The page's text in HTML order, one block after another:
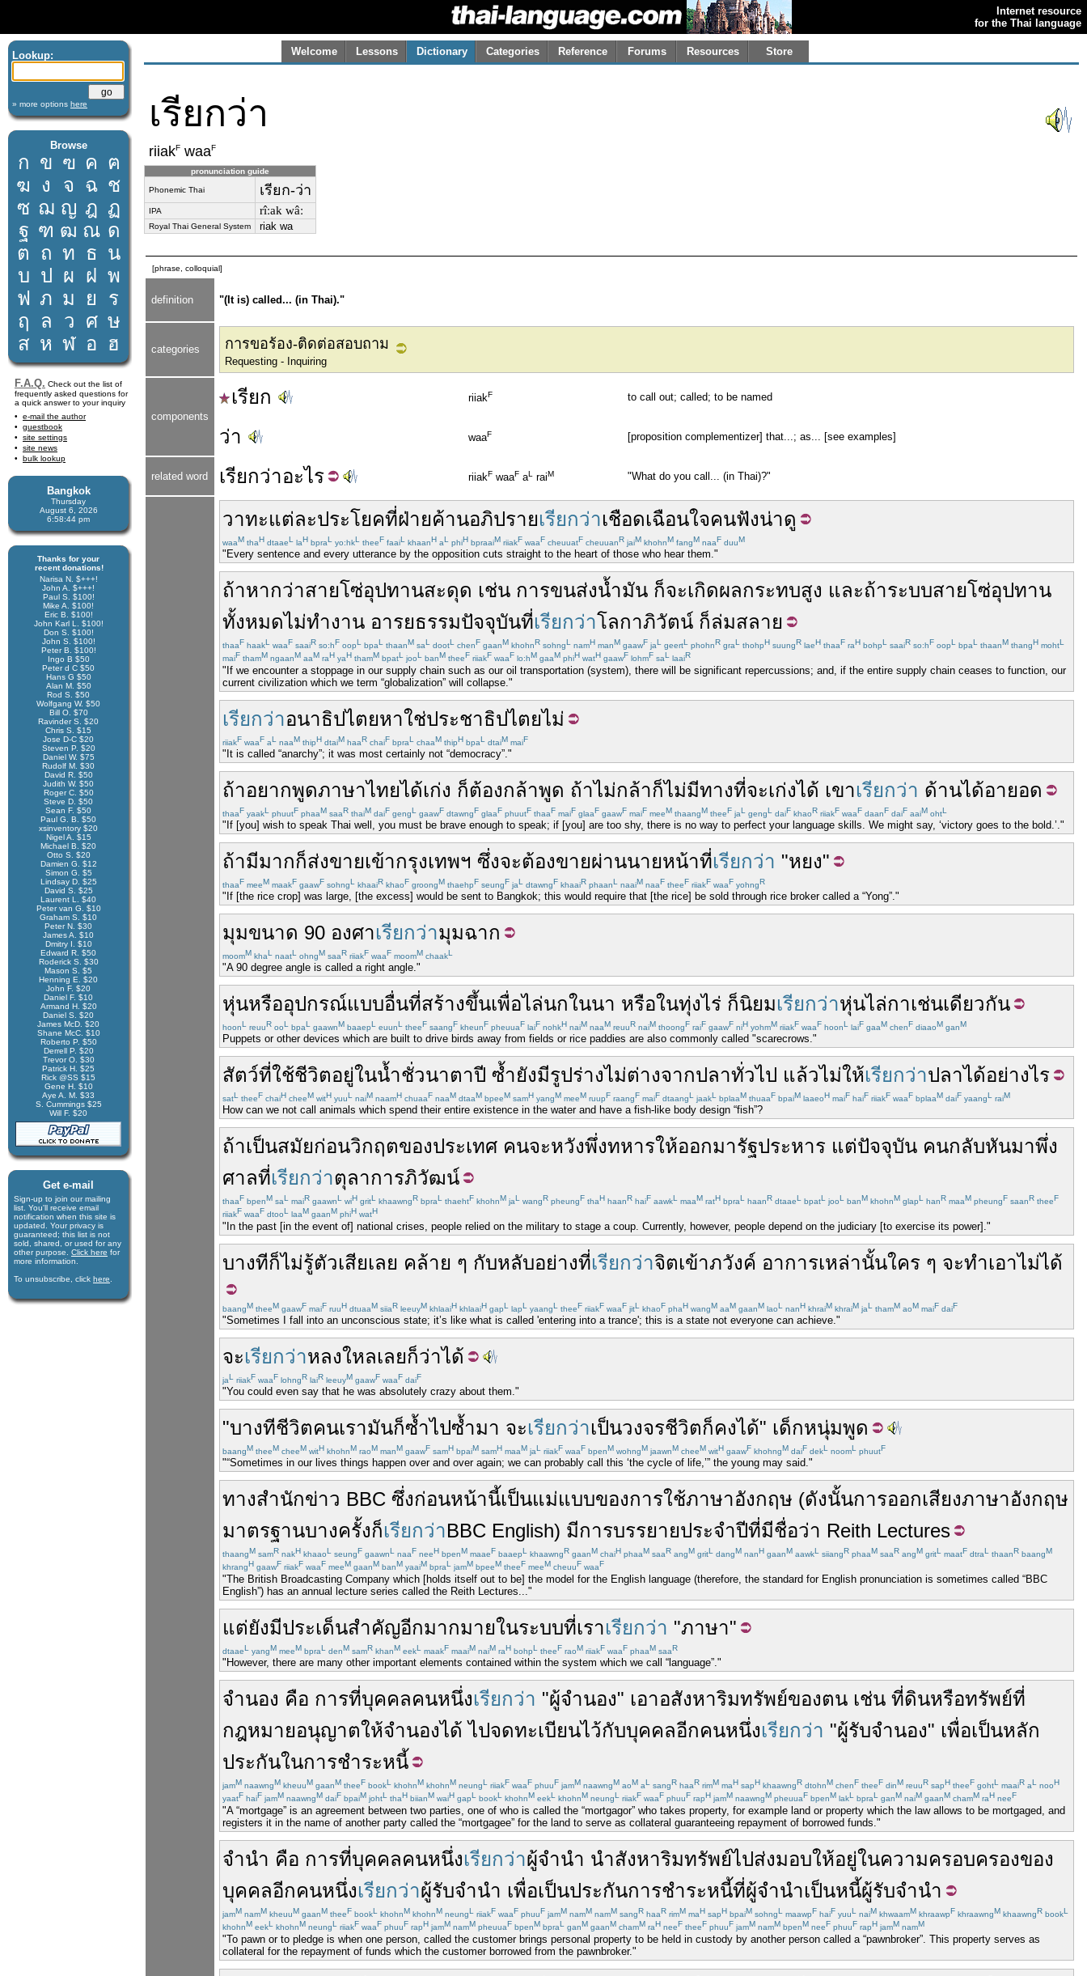
Internet resource
for the Thai language
Lookup:
» more options here
Browse
ก ข ฃ ค ฅ
ฆ ง จ ฉ ช
ซ ฌ ญ ฎ ฏ
ฐ ฑ ฒ ณ ด
ต ถ ท ธ น
บ ป ผ ฝ พ
ฟ ภ ม ย
ร
ฤ
ล ว ศ ษ
ส ห ฬ อ ฮ
F.A.Q. Check out the list of
frequently asked questions for
a quick answer to your inquiry
e-mail the author
guestbook
site settings
site news
bulk lookup
Bangkok
Thursday
August 6, 2026
6:58:45 pm
Thanks for your
recent donations!
Narisa N. $+++!
John A. $+++!
Paul S. $100!
Mike A. $100!
Eric B. $100!
John Karl L. $100!
Don S. $100!
John S. $100!
Peter B. $100!
Ingo B $50
Peter d C $50
Hans G $50
Alan M. $50
Rod S. $50
Wolfgang W. $50
Bill O. $70
Ravinder S. $20
Chris S. $15
Jose D-C $20
Steven P. $20
Daniel W. $75
Rudolf M. $30
David R. $50
Judith W. $50
Roger C. $50
Steve D. $50
Sean F. $50
Paul G. B. $50
xsinventory $20
Nigel A. $15
Michael B. $20
Otto S. $20
Damien G. $12
Simon G. $5
Lindsay D. $25
David S. $25
Laurent L. $40
Peter van G. $10
Graham S. $10
Peter N. $30
James A. $10
Dmitry I. $10
Edward R. $50
Roderick S. $30
Mason S. $5
Henning E. $20
John F. $20
Daniel F. $10
Armand H. $20
Daniel S. $20
James McD. $20
Shane McC. $10
Roberto P. $50
Derrell P. $20
Trevor O. $30
Patrick H. $25
Rick @SS $15
Gene H. $10
Aye A. M. $33
S. Cummings $25
Will F. $20
Get e-mail
Sign-up to join our mail­ing
list. You'll receive e­mail
notification when this site is
updated. Your privacy is
guaran­teed; this list is not
sold, shared, or used for any
other purpose. Click here for
more infor­mation.
To unsubscribe, click here
Welcome Lessons Dictionary Categories Reference Forums Resources Store
เรียกว่า
riiakF waaF
pronunciation guide
Phonemic Thai เรียก-ว่า
IPA rîːak wâː
Royal Thai General System riak wa
[phrase, colloquial]
definition "(It is) called... (in Thai)."
categories การขอร้อง-ติดต่อสอบถาม
Requesting - Inquiring
components
เรียก riiakF to call out; called; to be named
ว่า waaF [proposition complementizer] that...; as... [see examples]
related word เรียกว่าอะไร riiakF waaF aL raiM "What do you call... (in Thai)?"
วาทะแต่ละประโยคที่ฝ่ายค้านอภิปรายเรียกว่าเชือดเฉือนใจคนฟังน่าดู
waaM thaH dtaaeL laH bpraL yo:hkL theeF faaiL khaanH aL phiH bpraaiM riiakF waaF cheuuatF cheuuanR jaiM khohnM fangM naaF duuM
"Every sentence and every utterance by the opposition cuts straight to the heart of those who hear them."
ถ้าหากว่าสายโซ่อุปทานสะดุด เช่น การขนส่งน้ำมัน ก็จะเกิดผลกระทบสูง และถ้าระบบสายโซ่อุปทาน
ทั้งหมดไม่ทำงาน อารยธรรมปัจจุบันที่เรียกว่าโลกาภิวัตน์ ก็ล่มสลาย
thaaF haakL waaF saaiR so:hF oopL bpaL thaanM saL dootL chenF gaanM khohnR sohngL namH manM gaawF jaL geertL phohnR graL thohpH suungR laeH thaaF raH bohpL saaiR so:hF oopL bpaL thaanM thangH mohtL
maiF thamM ngaanM aaM raH yaH thamM bpatL jooL banM theeF riiakF waaF lo:hM gaaM phiH watH gaawF lohmF saL laaiR
"If we encounter a stoppage in our supply chain such as our oil transportation (system), there will be significant repercussions; and, if the entire supply chain ceases to function, our
current civilization which we term “globalization” will collapse."
เรียกว่าอนาธิปไตยหาใช่ประชาธิปไตยไม่
riiakF waaF aL naaM thipH dtaiM haaR chaiF bpraL chaaM thipH bpaL dtaiM maiF
"It is called “anarchy”; it was most certainly not “democracy”."
ถ้าอยากพูดภาษาไทยได้เก่ง ก็ต้องกล้าพูด ถ้าไม่กล้าก็ไม่มีทางที่จะเก่งได้ เขาเรียกว่า ด้านได้อายอด
thaaF yaakL phuutF phaaM saaR thaiM daiF gengL gaawF dtawngF glaaF phuutF thaaF maiF glaaF gaawF maiF meeM thaangM theeF jaL gengL daiF khaoR riiakF waaF daanF daiF aaiM ohtL
"If [you] wish to speak Thai well, you must be brave enough to speak; if [you] are too shy, there is no way to perfect your language skills. We might say, ‘victory goes to the bold.’."
ถ้ามีมากก็ส่งขายเข้ากรุงเทพฯ ซึ่งจะต้องขายผ่านนายหน้าที่เรียกว่า "หยง"
thaaF meeM maakF gaawF sohngL khaaiR khaoF groongM thaehpF seungF jaL dtawngF khaaiR phaanL naaiM naaF theeF riiakF waaF yohngR
"If [the rice crop] was large, [the excess] would be sent to Bangkok; this would require that [the rice] be sold through rice broker called a “Yong”."
มุมขนาด 90 องศาเรียกว่ามุมฉาก
moomM khaL naatL ohngM saaR riiakF waaF moomM chaakL
"A 90 degree angle is called a right angle."
หุ่นหรืออุปกรณ์แบบอื่นที่สร้างขึ้นเพื่อไล่นกในนา หรือในทุ่งไร่ ก็นิยมเรียกว่าหุ่นไล่กาเช่นเดียวกัน
hoonL reuuR ooL bpaL gaawnM baaepL euunL theeF saangF kheunF pheuuaF laiF nohkH naiM naaM reuuR naiM thoongF raiF gaawF niH yohmM riiakF waaF hoonL laiF gaaM chenF diaaoM ganM
Puppets or other devices which are built to drive birds away from fields or rice paddies are also commonly called "scarecrows."
สัตว์ที่ใช้ชีวิตอยู่ในน้ำชั่วนาตาปี ซ้ำยังมีรูปร่างไม่ต่างจากปลาทั่วไป แล้วไม่ให้เรียกว่าปลาได้อย่างไร
satL theeF chaiH cheeM witH yuuL naiM naamH chuaaF naaM dtaaM bpeeM samH yangM meeM ruupF raangF maiF dtaangL jaakL bplaaM thuaaF bpaiM laaeoH maiF haiF riiakF waaF bplaaM daiF yaangL raiM
How can we not call animals which spend their entire existence in the water and have a fish-like body design “fish”?
ถ้าเป็นสมัยก่อนวิกฤตของประเทศ คนจะหวังพึ่งทหารให้ออกมารัฐประหาร แต่ปัจจุบัน คนกลับหันมาพึ่ง
ศาลที่เรียกว่าตุลาการภิวัฒน์
thaaF bpenM saL maiR gaawnL wiH gritL khaawngR bpraL thaehtF khohnM jaL wangR pheungF thaH haanR haiF aawkL maaM ratH bpraL haanR dtaaeL bpatL jooL banM khohnM glapL hanR maaM pheungF saanR theeF
riiakF waaF dtooL laaM gaanM phiH watH
"In the past [in the event of] national crises, people relied on the military to stage a coup. Currently, however, people depend on the judiciary [to exercise its power]."
บางทีก็ไม่รู้ตัวเสียเลย คล้าย ๆ กับหลับอย่างที่เรียกว่าจิตเข้าภวังค์ อาการเหล่านั้นใคร ๆ จะทำเอาไม่ได้
baangM theeM gaawF maiF ruuH dtuaaM siiaR leeuyM khlaaiH khlaaiH gapL lapL yaangL theeF riiakF waaF jitL khaoF phaH wangM aaM gaanM laoL nanH khraiM khraiM jaL thamM aoM maiF daiF
"Sometimes I fall into an unconscious state; it’s like what is called 'entering into a trance'; this is a state not everyone can achieve."
จะเรียกว่าหลงใหลเลยก็ว่าได้
jaL riiakF waaF lohngR laiR leeuyM gaawF waaF daiF
"You could even say that he was absolutely crazy about them."
"บางทีชีวิตคนเรามันก็ซ้ำไปซ้ำมา จะเรียกว่าเป็นวงจรชีวิตก็คงได้" เด็กหนุ่มพูด
baangM theeM cheeM witH khohnM raoM manM gaawF samH bpaiM samH maaM jaL riiakF waaF bpenM wohngM jaawnM cheeM witH gaawF khohngM daiF dekL noomL phuutF
"“Sometimes in our lives things happen over and over again; we can probably call this ‘the cycle of life,’” the young may said."
ทางสำนักข่าว BBC ซึ่งก่อนหน้านี้เป็นแม่แบบของการใช้ภาษาอังกฤษ (ดังนั้นการออกเสียงภาษาอังกฤษ
มาตรฐานบางครั้งก็เรียกว่าBBC English) มีการบรรยายประจำปีที่มีชื่อว่า Reith Lectures
thaangM samR nakH khaaoL seungF gaawnL naaF neeH bpenM maaeF baaepL khaawngR gaanM chaiH phaaM saaR angM gritL dangM nanH gaanM aawkL siiangR phaaM saaR angM gritL maatF dtraL thaanR baangM
khrangH gaawF riiakF waaF meeM gaanM banM yaaiM bpraL jamM bpeeM theeF meeM cheuuF waaF
"The British Broadcasting Company which [holds itself out to be] the model for the English language (therefore, the standard for English pronunciation is sometimes called “BBC
English”) has an annual lecture series called the Reith Lectures..."
แต่ยังมีประเด็นสำคัญอีกมากมายในระบบที่เราเรียกว่า "ภาษา"
dtaaeL yangM meeM bpraL denM samR khanM eekL maakF maaiM naiM raH bohpL theeF raoM riiakF waaF phaaM saaR
"However, there are many other important elements contained within the system which we call “language”."
จำนอง คือ การที่บุคคลคนหนึ่งเรียกว่า "ผู้จำนอง" เอาอสังหาริมทรัพย์ของตน เช่น ที่ดินหรือทรัพย์ที่
กฎหมายอนุญาตให้จำนองได้ ไปจดทะเบียนไว้กับบุคคลอีกคนหนึ่งเรียกว่า "ผู้รับจำนอง" เพื่อเป็นหลัก
ประกันในการชำระหนี้
jamM naawngM kheuuM gaanM theeF bookL khohnM khohnM neungL riiakF waaF phuuF jamM naawngM aoM aL sangR haaR rimM maH sapH khaawngR dtohnM chenF theeF dinM reuuR sapH theeF gohtL maaiR aL nooH
yaatF haiF jamM naawngM daiF bpaiM johtL thaH biianM waiH gapL bookL khohnM eekL khohnM neungL riiakF waaF phuuF rapH jamM naawngM pheuuaF bpenM lakL bpraL ganM naiM gaanM chamM raH neeF
"A “mortgage” is an agreement between two parties, one of who is called the “mortgagor” who takes property, for example land or property which the law allows to be mortgaged, and
registers it in the name of another party called the “mortgagee” for the land to serve as collateral guaranteeing repayment of borrowed funds."
จำนำ คือ การที่บุคคลคนหนึ่งเรียกว่าผู้จำนำ นำสังหาริมทรัพย์ไปส่งมอบให้อยู่ในความครอบครองของ
บุคคลอีกคนหนึ่งเรียกว่าผู้รับจำนำ เพื่อเป็นประกันการชำระหนี้ที่ผู้จำนำเป็นหนี้ผู้รับจำนำ
jamM namM kheuuM gaanM theeF bookL khohnM khohnM neungL riiakF waaF phuuF jamM namM namM sangR haaR rimM maH sapH bpaiM sohngL maawpF haiF yuuL naiM khwaamM khraawpF khraawngM khaawngR bookL
khohnM eekL khohnM neungL riiakF waaF phuuF rapH jamM namM pheuuaF bpenM bpraL ganM gaanM chamM raH neeF theeF phuuF jamM namM bpenM neeF phuuF rapH jamM namM
"To pawn or to pledge is when one person, called the customer brings personal property to be held in custody by another person called a “pawnbroker”. This property serves as
collateral for the repayment of funds which the customer borrowed from the pawnbroker."